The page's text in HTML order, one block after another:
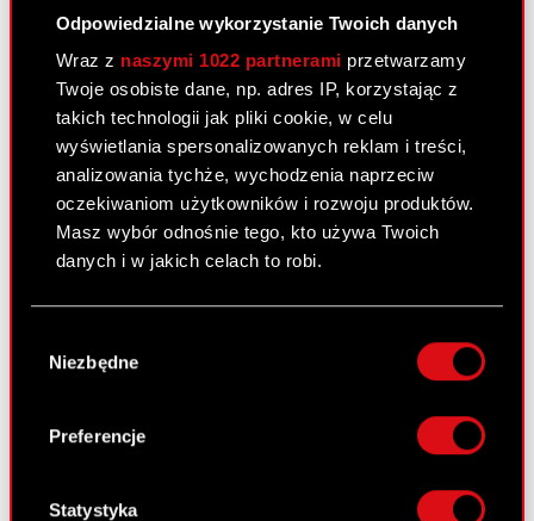
Odpowiedzialne wykorzystanie Twoich danych
Wraz z naszymi 1022 partnerami przetwarzamy
Twoje osobiste dane, np. adres IP, korzystając z
takich technologii jak pliki cookie, w celu
wyświetlania spersonalizowanych reklam i treści,
analizowania tychże, wychodzenia naprzeciw
oczekiwaniom użytkowników i rozwoju produktów.
Masz wybór odnośnie tego, kto używa Twoich
danych i w jakich celach to robi.
lokalizacji geograficznej z dokładnością nawet
Identyfikować Twoje urządzenie, aktywnie
analizując charakteryzującego je zbiory
palca)
zgody
Niezbędne
Preferencje
Statystyka
Społecznych o odroczenie terminów
za miesiąc luty 2008 r.
Raport bieżący nr 31/2008
14 marca 2008 0:00
PDF
Wybrane informacje dotyczące
przydziału Akcji Serii C1
Raport bieżący nr 30/2008
Informacja z Krajowego Depozytu
Warszawie o zapisach na akcje serii C1